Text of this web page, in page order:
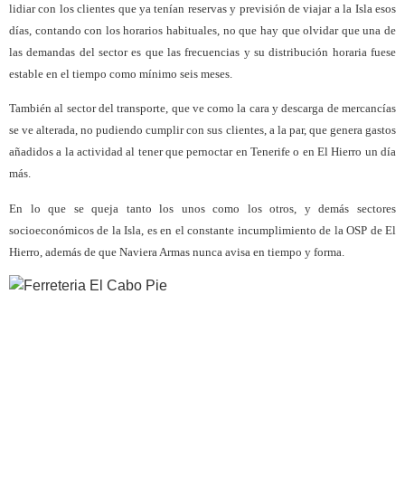
lidiar con los clientes que ya tenían reservas y previsión de viajar a la Isla esos
días, contando con los horarios habituales, no que hay que olvidar que una de
las demandas del sector es que las frecuencias y su distribución horaria fuese
estable en el tiempo como mínimo seis meses.
También al sector del transporte, que ve como la cara y descarga de mercancías
se ve alterada, no pudiendo cumplir con sus clientes, a la par, que genera gastos
añadidos a la actividad al tener que pernoctar en Tenerife o en El Hierro un día
más.
En lo que se queja tanto los unos como los otros, y demás sectores
socioeconómicos de la Isla, es en el constante incumplimiento de la OSP de El
Hierro, además de que Naviera Armas nunca avisa en tiempo y forma.